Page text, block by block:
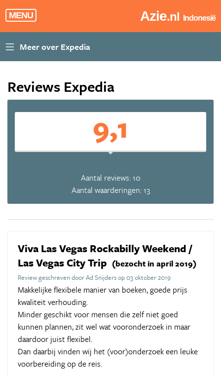
MENU Azie.nl Indonesië
Reviews Expedia
9,1
Aantal reviews: 10
Aantal waarderingen: 13
Viva Las Vegas Rockabilly Weekend /
Las Vegas City Trip (bezocht in april 2019)
Review geschreven door Ad Snijders op 03 oktober 2019
Makkelijke flexibele manier van boeken, goede prijs
kwaliteit verhouding.
Minder geschikt voor mensen die zelf niet goed
kunnen plannen, zit wel wat vooronderzoek in maar
daardoor juist flexibel.
Dan daarbij vinden wij het (voor)onderzoek een leuke
voorbereiding op de reis.